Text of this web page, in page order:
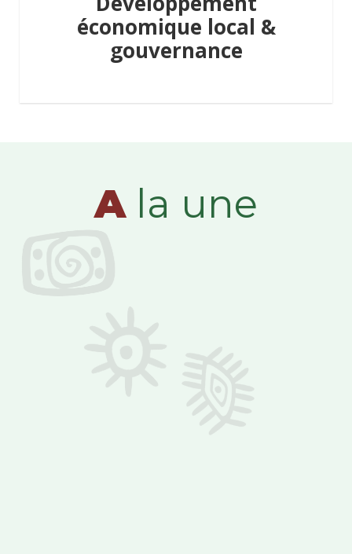
économique local &
gouvernance
Ala une